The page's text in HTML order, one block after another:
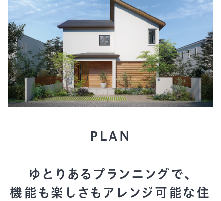
PLAN
ゆとりあるプランニングで、
機能も楽しさもアレンジ可能な住